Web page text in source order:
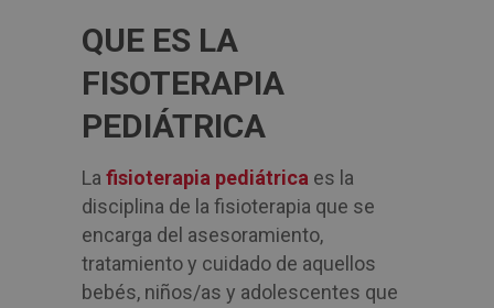
QUE ES LA
FISOTERAPIA
PEDIÁTRICA
La fisioterapia pediátrica es la
disciplina de la fisioterapia que se
encarga del asesoramiento,
tratamiento y cuidado de aquellos
bebés, niños/as y adolescentes que